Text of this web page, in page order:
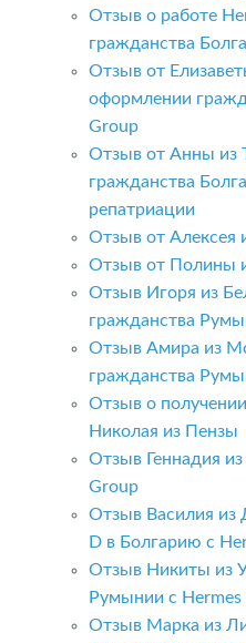
Отзыв о работе
гражданства
Отзыв от
оформлении
Group
Отзыв от Анны из
гражданства
репатриации
Отзыв от Алексея
Отзыв от Полины
Отзыв Игоря из
гражданства
Отзыв Амира из
гражданства
Отзыв о
Николая из Пензы
Отзыв Геннадия
Group
Отзыв Василия из
D в Болгарию с
Отзыв Никиты из
Румынии с Hermes
Отзыв Марка из